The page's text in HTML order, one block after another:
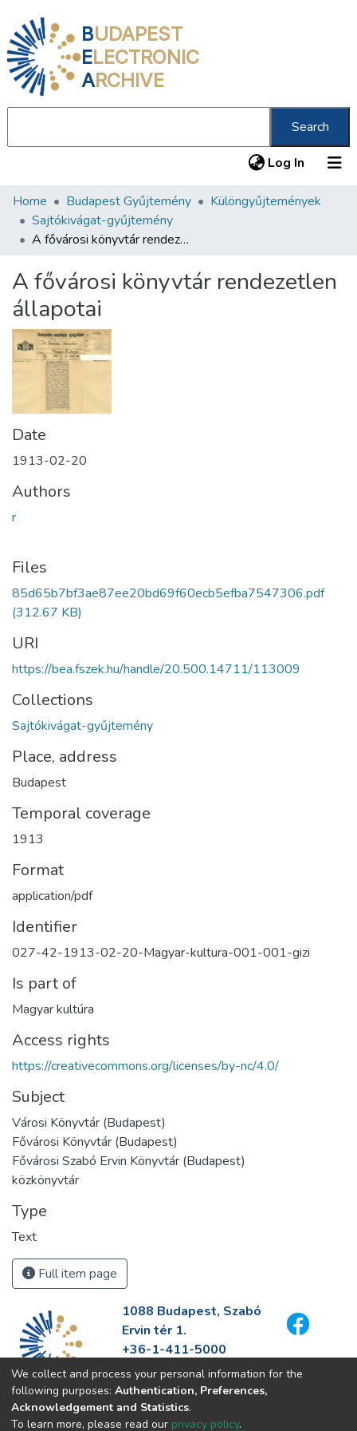
BUDAPEST
ELECTRONIC
ARCHIVE
Search
Log In (current)
Communities & Collections
All of DSpace
About us
Home Budapest Gyűjtemény
Különgyűjtemények
Sajtókivágat-gyűjtemény
A fővárosi könyvtár rendezetlen állapotai
A fővárosi könyvtár rendezetlen
állapotai
Date
1913-02-20
Authors
r
Files
85d65b7bf3ae87ee20bd69f60ecb5efba7547306.pdf
(312.67 KB)
URI
https://bea.fszek.hu/handle/20.500.14711/113009
Collections
Sajtókivágat-gyűjtemény
Place, address
Budapest
Temporal coverage
1913
Format
application/pdf
Identifier
027-42-1913-02-20-Magyar-kultura-001-001-gizi
Is part of
Magyar kultúra
Access rights
https://creativecommons.org/licenses/by-nc/4.0/
Subject
Városi Könyvtár (Budapest)
Fővárosi Könyvtár (Budapest)
Fővárosi Szabó Ervin Könyvtár (Budapest)
közkönyvtár
Type
Text
Full item page
1088 Budapest, Szabó
Ervin tér 1.
+36-1-411-5000
info@fszek.hu
https://fszek.hu
We collect and process your personal information for the
following purposes: Authentication, Preferences,
Acknowledgement and Statistics.
To learn more, please read our privacy policy.